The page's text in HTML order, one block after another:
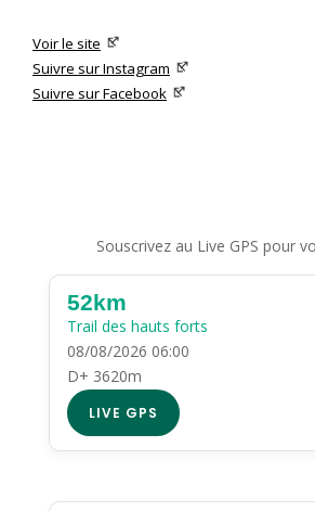
Voir le site
Suivre sur Instagram
Suivre sur Facebook
Souscrivez au Live GPS pour
52km
Trail des hauts forts
08/08/2026 06:00
D+ 3620m
LIVE GPS